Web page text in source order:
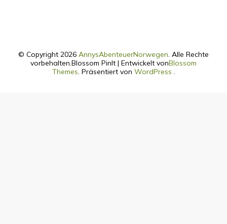
© Copyright 2026 AnnysAbenteuerNorwegen. Alle Rechte
vorbehalten.Blossom PinIt | Entwickelt vonBlossom
Themes. Präsentiert von WordPress .